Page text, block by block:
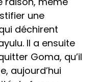
une
déchirent
Il a ensuite
Goma, qu’il
aujourd’hui